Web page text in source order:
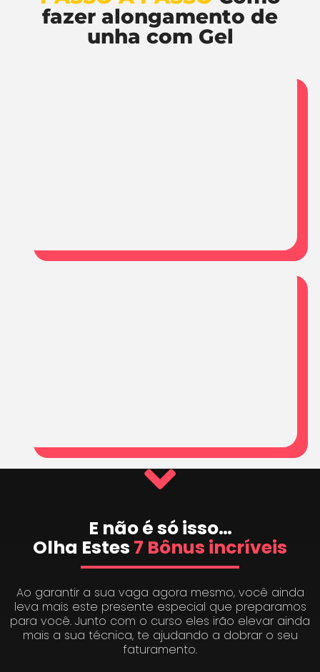
fazer alongamento de
unha com Gel
E não é só isso…
Olha Estes 7 Bônus incríveis
Ao garantir a sua vaga agora mesmo, você ainda
leva mais este presente especial que preparamos
para você. Junto com o curso eles irão elevar ainda
mais a sua técnica, te ajudando a dobrar o seu
faturamento.